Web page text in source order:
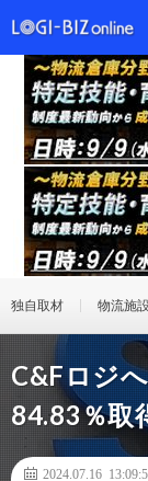
独自取材 物流施
C&Fロジ
84.83％取
2024.07.16